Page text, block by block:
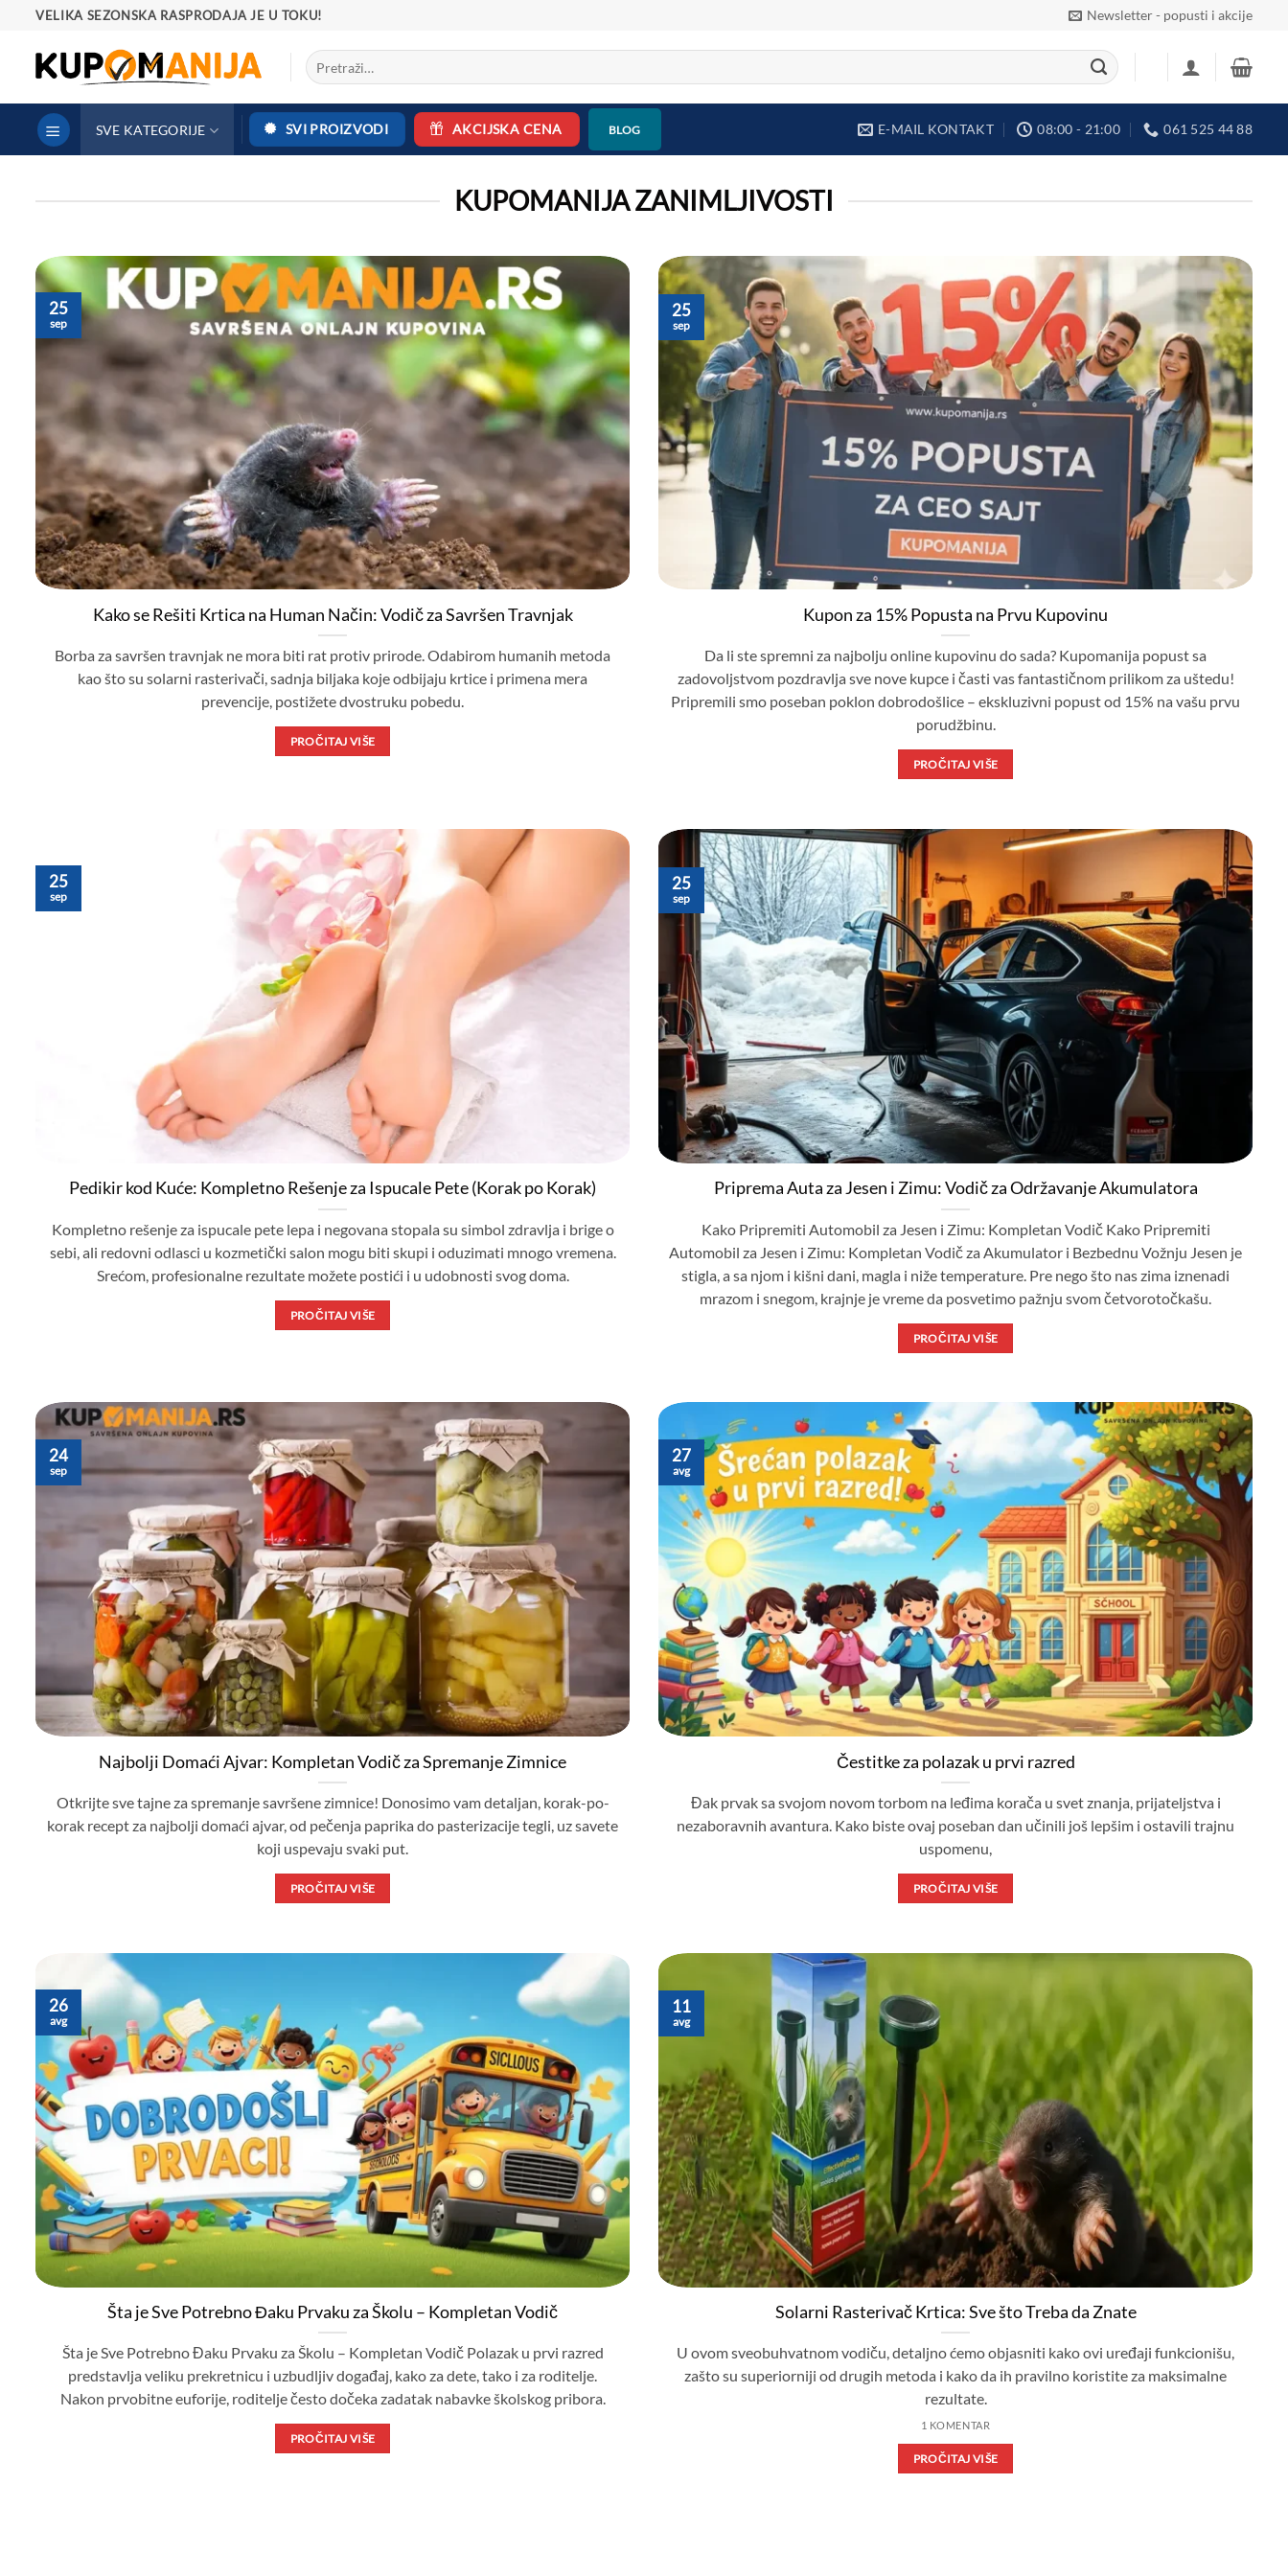
Preskoči
sadržaj
VELIKA SEZONSKA RASPRODAJA JE U TOKU! Newsletter - popusti i akcije
Pretraga
za:
SVE KATEGORIJE SVI PROIZVODI AKCIJSKA CENA BLOG E-MAIL KONTAKT 08:00 - 21:00 061 525 44 88
KUPOMANIJA ZANIMLJIVOSTI
Kako se Rešiti Krtica na Human Način: Vodič za Savršen Travnjak
Borba za savršen travnjak ne mora biti rat protiv prirode. Odabirom humanih metoda
kao što su solarni rasterivači, sadnja biljaka koje odbijaju krtice i primena mera
prevencije, postižete dvostruku pobedu.
PROČITAJ VIŠE
25
sep
Kupon za 15% Popusta na Prvu Kupovinu
Da li ste spremni za najbolju online kupovinu do sada? Kupomanija popust sa
zadovoljstvom pozdravlja sve nove kupce i časti vas fantastičnom prilikom za uštedu!
Pripremili smo poseban poklon dobrodošlice – ekskluzivni popust od 15% na vašu prvu
porudžbinu.
PROČITAJ VIŠE
25
sep
Pedikir kod Kuće: Kompletno Rešenje za Ispucale Pete (Korak po Korak)
Kompletno rešenje za ispucale pete lepa i negovana stopala su simbol zdravlja i brige o
sebi, ali redovni odlasci u kozmetički salon mogu biti skupi i oduzimati mnogo vremena.
Srećom, profesionalne rezultate možete postići i u udobnosti svog doma.
PROČITAJ VIŠE
25
sep
Priprema Auta za Jesen i Zimu: Vodič za Održavanje Akumulatora
Kako Pripremiti Automobil za Jesen i Zimu: Kompletan Vodič Kako Pripremiti
Automobil za Jesen i Zimu: Kompletan Vodič za Akumulator i Bezbednu Vožnju Jesen je
stigla, a sa njom i kišni dani, magla i niže temperature. Pre nego što nas zima iznenadi
mrazom i snegom, krajnje je vreme da posvetimo pažnju svom četvorotočkašu.
PROČITAJ VIŠE
25
sep
Najbolji Domaći Ajvar: Kompletan Vodič za Spremanje Zimnice
Otkrijte sve tajne za spremanje savršene zimnice! Donosimo vam detaljan, korak-po-
korak recept za najbolji domaći ajvar, od pečenja paprika do pasterizacije tegli, uz savete
koji uspevaju svaki put.
PROČITAJ VIŠE
24
sep
Čestitke za polazak u prvi razred
Đak prvak sa svojom novom torbom na leđima korača u svet znanja, prijateljstva i
nezaboravnih avantura. Kako biste ovaj poseban dan učinili još lepšim i ostavili trajnu
uspomenu,
PROČITAJ VIŠE
27
avg
Šta je Sve Potrebno Đaku Prvaku za Školu – Kompletan Vodič
Šta je Sve Potrebno Đaku Prvaku za Školu – Kompletan Vodič Polazak u prvi razred
predstavlja veliku prekretnicu i uzbudljiv događaj, kako za dete, tako i za roditelje.
Nakon prvobitne euforije, roditelje često dočeka zadatak nabavke školskog pribora.
PROČITAJ VIŠE
26
avg
Solarni Rasterivač Krtica: Sve što Treba da Znate
U ovom sveobuhvatnom vodiču, detaljno ćemo objasniti kako ovi uređaji funkcionišu,
zašto su superiorniji od drugih metoda i kako da ih pravilno koristite za maksimalne
rezultate.
1 KOMENTAR
PROČITAJ VIŠE
11
avg